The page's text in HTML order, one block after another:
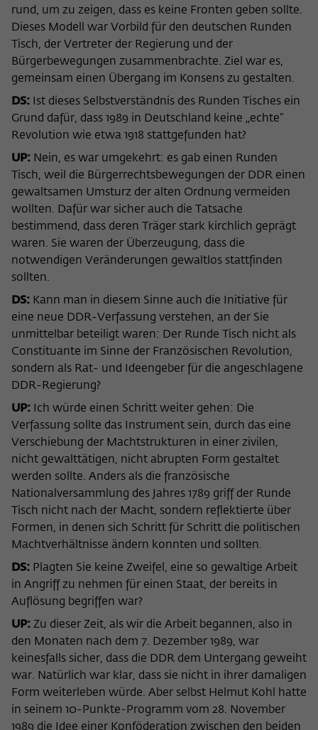
rund, um zu zeigen, dass es keine Fronten geben sollte.
Dieses Modell war Vorbild für den deutschen Runden
Tisch, der Vertreter der Regierung und der
Bürgerbewegungen zusammenbrachte. Ziel war es,
gemeinsam einen Übergang im Konsens zu gestalten.
DS:
Ist dieses Selbstverständnis des Runden Tisches ein
Grund dafür, dass 1989 in Deutschland keine „echte“
Revolution wie etwa 1918 stattgefunden hat?
UP: Nein, es war umgekehrt: es gab einen Runden
Tisch, weil die Bürgerrechtsbewegungen der DDR einen
gewaltsamen Umsturz der alten Ordnung vermeiden
wollten. Dafür war sicher auch die Tatsache
bestimmend, dass deren Träger stark kirchlich geprägt
waren. Sie waren der Überzeugung, dass die
notwendigen Veränderungen gewaltlos stattfinden
sollten.
DS: Kann man in diesem Sinne auch die Initiative für
eine neue DDR-Verfassung verstehen, an der Sie
unmittelbar beteiligt waren: Der Runde Tisch nicht als
Constituante im Sinne der Französischen Revolution,
sondern als Rat- und Ideengeber für die angeschlagene
DDR-Regierung?
UP:
Ich würde einen Schritt weiter gehen: Die
Verfassung sollte das Instrument sein, durch das eine
Verschiebung der Machtstrukturen in einer zivilen,
nicht gewalttätigen, nicht abrupten Form gestaltet
werden sollte. Anders als die französische
Nationalversammlung des Jahres 1789 griff der Runde
Tisch nicht nach der Macht, sondern reflektierte über
Formen, in denen sich Schritt für Schritt die politischen
Machtverhältnisse ändern konnten und sollten.
DS: Plagten Sie keine Zweifel, eine so gewaltige Arbeit
in Angriff zu nehmen für einen Staat, der bereits in
Auflösung begriffen war?
UP: Zu dieser Zeit, als wir die Arbeit begannen, also in
den Monaten nach dem 7. Dezember 1989, war
keinesfalls sicher, dass die DDR dem Untergang geweiht
war. Natürlich war klar, dass sie nicht in ihrer damaligen
Form weiterleben würde. Aber selbst Helmut Kohl hatte
in seinem 10-Punkte-Programm vom 28. November
1989 die Idee einer Konföderation zwischen den beiden